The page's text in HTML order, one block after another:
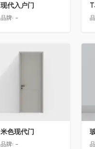
现代入户门
品牌: -
收藏
米色现代门
品牌: -